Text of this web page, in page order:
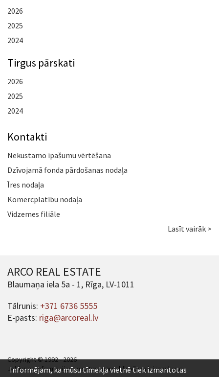
2026
2025
2024
Tirgus pārskati
2026
2025
2024
Kontakti
Nekustamo īpašumu vērtēšana
Dzīvojamā fonda pārdošanas nodaļa
Īres nodaļa
Komercplatību nodaļa
Vidzemes filiāle
Lasīt vairāk >
ARCO REAL ESTATE
Blaumaņa iela 5a - 1, Rīga, LV-1011
Tālrunis: +371 6736 5555
E-pasts: riga@arcoreal.lv
Copyright © 1992 - 2026
Jebkuras informācijas un satura pārpublicēšana ir jāsaskaņo.
Informējam, ka mūsu tīmekļa vietnē tiek izmantotas